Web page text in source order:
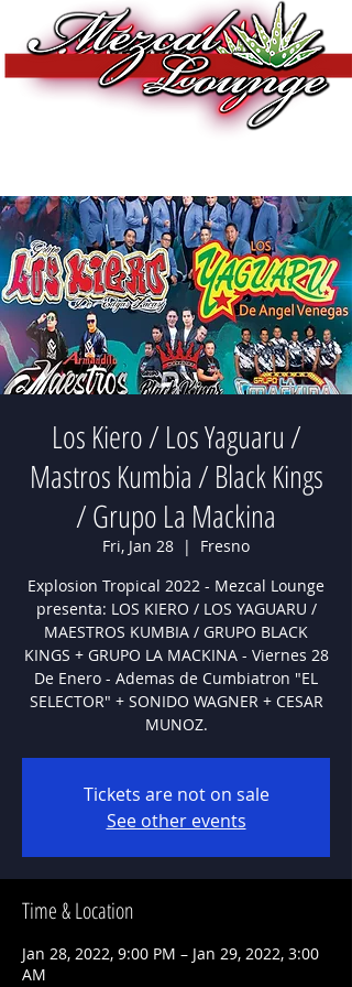
Los Kiero / Los Yaguaru /
Mastros Kumbia / Black Kings
/ Grupo La Mackina
Fri, Jan 28
  |
Fresno
Explosion Tropical 2022 - Mezcal Lounge
presenta: LOS KIERO / LOS YAGUARU /
MAESTROS KUMBIA / GRUPO BLACK
KINGS + GRUPO LA MACKINA - Viernes 28
De Enero - Ademas de Cumbiatron "EL
SELECTOR" + SONIDO WAGNER + CESAR
MUNOZ.
Tickets are not on sale
See other events
Time & Location
Jan 28, 2022, 9:00 PM – Jan 29, 2022, 3:00
AM